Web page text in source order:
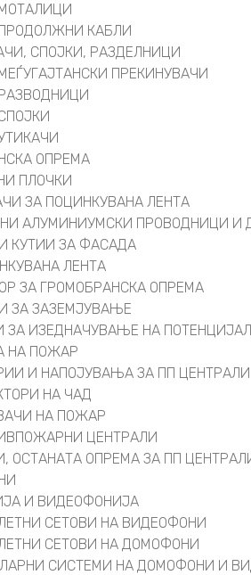
КАБЛИ
СПОЈКИ, РАЗДЕЛНИЦИ
ПРЕКИНУВАЧИ
ОПРЕМА
ПЛОЧКИ
ЗА ПОЦИНКУВАНА ЛЕНТА
АЛУМИНИУМСКИ ПРОВОДНИЦИ И
КУТИИ ЗА ФАСАДА
ЛЕНТА
ЗА ГРОМОБРАНСКА ОПРЕМА
ЗА ЗАЗЕМЈУВАЊЕ
ИЗЕДНАЧУВАЊЕ НА ПОТЕНЦИЈАЛ
НА ПОЖАР
И НАПОЈУВАЊА ЗА ПП ЦЕНТРАЛИ
НА ЧАД
НА ПОЖАР
ЦЕНТРАЛИ
ОСТАНАТА ОПРЕМА ЗА ПП
И ВИДЕОФОНИЈА
СЕТОВИ НА ВИДЕОФОНИ
СЕТОВИ НА ДОМОФОНИ
СИСТЕМИ НА ДОМОФОНИ И